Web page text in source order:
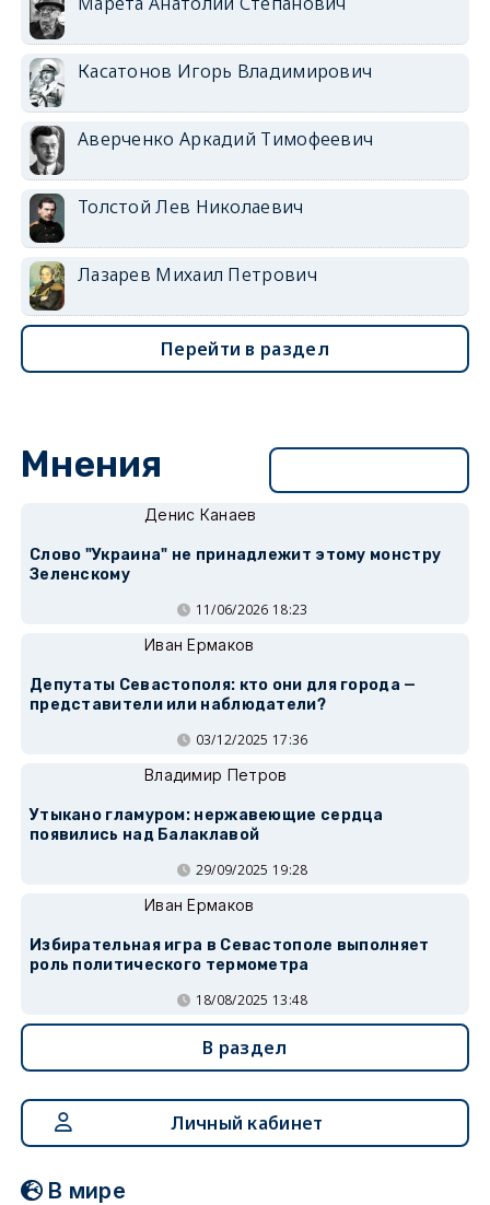
Касатонов Игорь Владимирович
Аверченко Аркадий Тимофеевич
Толстой Лев Николаевич
Лазарев Михаил Петрович
Перейти в раздел
Мнения
Денис Канаев
Слово "Украина" не принадлежит этому монстру
Зеленскому
11/06/2026 18:23
Иван Ермаков
Депутаты Севастополя: кто они для города —
представители или наблюдатели?
03/12/2025 17:36
Владимир Петров
Утыкано гламуром: нержавеющие сердца
появились над Балаклавой
29/09/2025 19:28
Иван Ермаков
Избирательная игра в Севастополе выполняет
роль политического термометра
18/08/2025 13:48
В раздел
Личный кабинет
В мире